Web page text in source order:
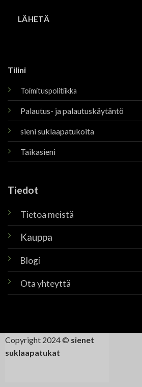
Tilini
Toimituspolitiikka
Palautus- ja palautuskäytäntö
sieni suklaapatukoita
Taikasieni
Tiedot
Tietoa meistä
Kauppa
Blogi
Ota yhteyttä
Copyright 2024 © sienet
suklaapatukat